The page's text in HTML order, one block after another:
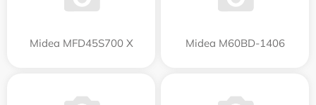
Midea MFD45S700 X Midea M60BD-1406